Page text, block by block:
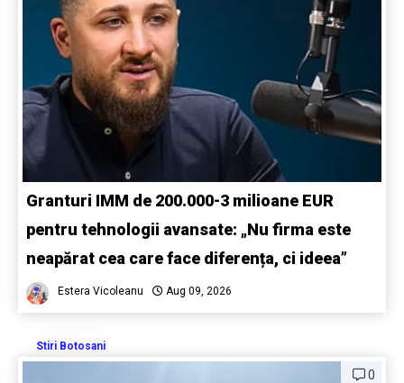
Granturi IMM de 200.000-3 milioane EUR
pentru tehnologii avansate: „Nu firma este
neapărat cea care face diferența, ci ideea”
Estera Vicoleanu Aug 09, 2026
Stiri Botosani
0